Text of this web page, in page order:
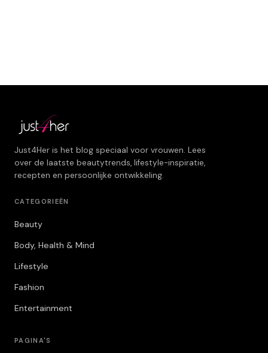
Just4Her is het blog speciaal voor vrouwen. Lees
over de laatste beautytrends, lifestyle-inspiratie,
recepten en persoonlijke ontwikkeling.
CATEGORIEËN
Beauty
Body, Health & Mind
Lifestyle
Fashion
Entertainment
PAGINA'S